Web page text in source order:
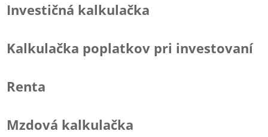
Investičná kalkulačka
Kalkulačka poplatkov pri investovaní
Renta
Mzdová kalkulačka